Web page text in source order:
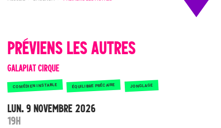
PRÉVIENS LES AUTRES
GALAPIAT CIRQUE
COMÉDIEN INSTABLE ÉQUILIBRE PRÉCAIRE JONGLAGE
LUN. 9 NOVEMBRE 2026
19H